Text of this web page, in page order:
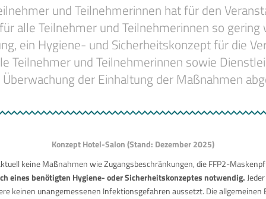
und Teilnehmerinnen hat für den
alle Teilnehmer und Teilnehmerinnen so
ein Hygiene- und Sicherheitskonzept für die
Teilnehmer und Teilnehmerinnen sowie
der Einhaltung der Maßnahmen
Konzept Hotel-Salon (Stand: Dezember 2025)
keine Maßnahmen wie Zugangsbeschränkungen, die FFP2-
eines benötigten Hygiene- oder Sicherheitskonzeptes notwendig.
keinen unangemessenen Infektionsgefahren aussetzt. Die